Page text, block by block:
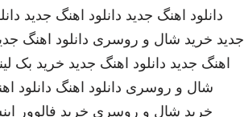
دانلود اهنگ جدید دانلود اهنگ جدید
جدید خرید شال و روسری دانلود اهنگ
اهنگ جدید دانلود اهنگ جدید خرید بک
شال و روسری دانلود اهنگ دانلود
خرید شال و روسری خرید فالوور